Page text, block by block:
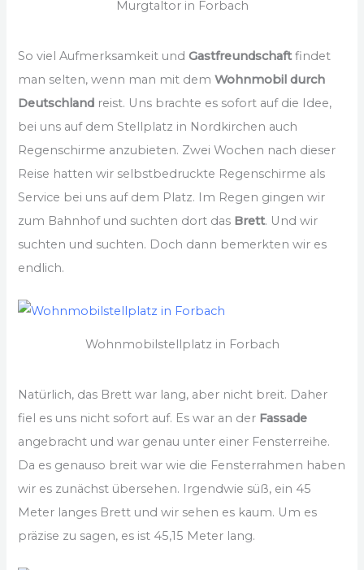
Murgtaltor in Forbach
So viel Aufmerksamkeit undGastfreundschaftfindet
man selten, wenn man mit demWohnmobil durch
Deutschland reist. Uns brachte es sofort auf die Idee,
bei uns auf dem Stellplatz in Nordkirchen auch
Regenschirme anzubieten. Zwei Wochen nach dieser
Reise hatten wir selbstbedruckte Regenschirme als
Service bei uns auf dem Platz. Im Regen gingen wir
zum Bahnhof und suchten dort das Brett. Und wir
suchten und suchten. Doch dann bemerkten wir es
endlich.
Wohnmobilstellplatz in Forbach
Natürlich, das Brett war lang, aber nicht breit. Daher
fiel es uns nicht sofort auf. Es war an der Fassade
angebracht und war genau unter einer Fensterreihe.
Da es genauso breit war wie die Fensterrahmen haben
wir es zunächst übersehen. Irgendwie süß, ein 45
Meter langes Brett und wir sehen es kaum. Um es
präzise zu sagen, es ist 45,15 Meter lang.